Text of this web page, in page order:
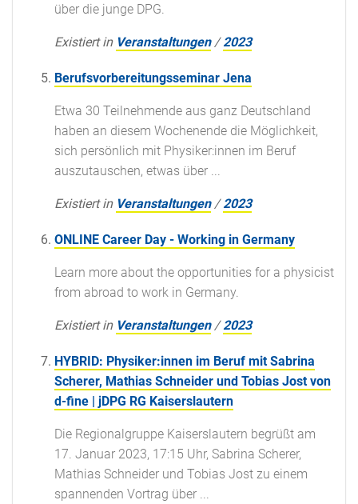
über die junge DPG.
Existiert in Veranstaltungen /2023
Berufsvorbereitungsseminar Jena
Etwa 30 Teilnehmende aus ganz Deutschland
haben an diesem Wochenende die Möglichkeit,
sich persönlich mit Physiker:innen im Beruf
auszutauschen, etwas über ...
Existiert in Veranstaltungen /2023
ONLINE Career Day - Working in Germany
Learn more about the opportunities for a physicist
from abroad to work in Germany.
Existiert in Veranstaltungen /2023
HYBRID: Physiker:innen im Beruf mit Sabrina
Scherer, Mathias Schneider und Tobias Jost von
d-fine | jDPG RG Kaiserslautern
Die Regionalgruppe Kaiserslautern begrüßt am
17. Januar 2023, 17:15 Uhr, Sabrina Scherer,
Mathias Schneider und Tobias Jost zu einem
spannenden Vortrag über ...